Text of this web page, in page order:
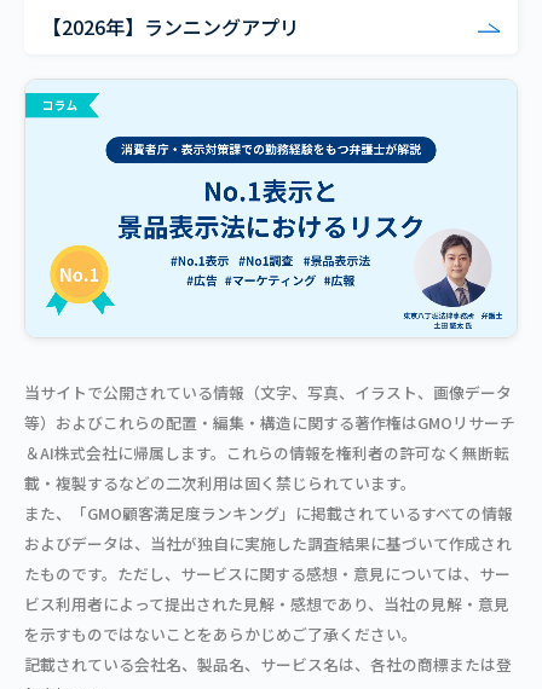
【2026年】ランニングアプリ
当サイトで公開されている情報（文字、写真、イラスト、画像データ
等）およびこれらの配置・編集・構造に関する著作権はGMOリサーチ
＆AI株式会社に帰属します。これらの情報を権利者の許可なく無断転
載・複製するなどの二次利用は固く禁じられています。
また、「GMO顧客満足度ランキング」に掲載されているすべての情報
およびデータは、当社が独自に実施した調査結果に基づいて作成され
たものです。ただし、サービスに関する感想・意見については、サー
ビス利用者によって提出された見解・感想であり、当社の見解・意見
を示すものではないことをあらかじめご了承ください。
記載されている会社名、製品名、サービス名は、各社の商標または登